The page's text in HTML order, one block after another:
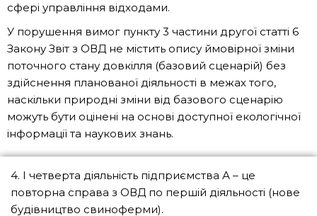
сфері управління відходами.
У порушення вимог пункту 3 частини другої статті 6
Закону Звіт з ОВД не містить опису ймовірної зміни
поточного стану довкілля (базовий сценарій) без
здійснення планованої діяльності в межах того,
наскільки природні зміни від базового сценарію
можуть бути оцінені на основі доступної екологічної
інформації та наукових знань.
4. І четверта діяльність підприємства А – це
повторна справа з ОВД по першій діяльності (нове
будівництво свиноферми).